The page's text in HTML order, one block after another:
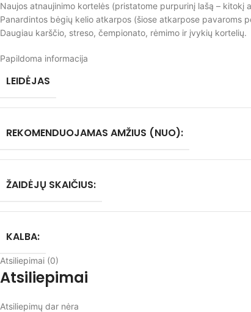
Naujos atnaujinimo kortelės (pristatome purpurinį lašą –
Panardintos bėgių kelio atkarpos (šiose atkarpose pavaroms
Daugiau karščio, streso, čempionato, rėmimo ir įvykių kortelių.
Papildoma informacija
LEIDĖJAS
REKOMENDUOJAMAS AMŽIUS (NUO):
ŽAIDĖJŲ SKAIČIUS:
KALBA:
Atsiliepimai (0)
Atsiliepimai
Atsiliepimų dar nėra